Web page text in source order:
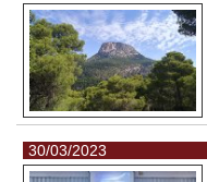
30/03/2023